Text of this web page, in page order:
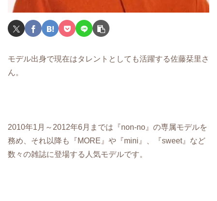
モデル出身で現在はタレントとしても活躍する佐藤栞里さ
ん。
2010年1月～2012年6月までは『non-no』の専属モデルを
務め、それ以降も『MORE』や『mini』、『sweet』など
数々の雑誌に登場する人気モデルです。